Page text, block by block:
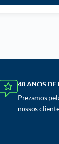
40 ANOS DE
Prezamos
nossos